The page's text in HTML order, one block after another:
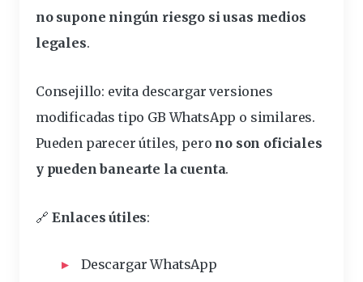
no supone ningún riesgo si usas medios
legales.
Consejillo: evita descargar versiones
modificadas tipo GB WhatsApp o similares.
Pueden parecer útiles, pero no son oficiales
y pueden banearte la cuenta.
🔗 Enlaces útiles:
Descargar WhatsApp